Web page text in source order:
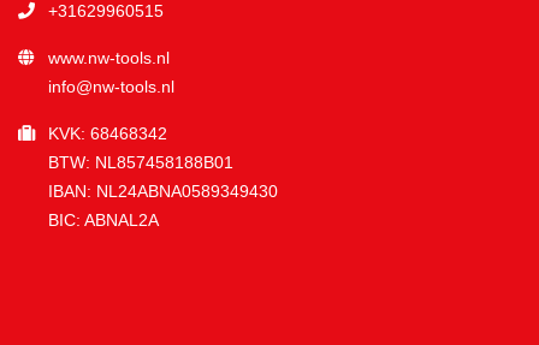
+31629960515
www.nw-tools.nl
info@nw-tools.nl
KVK: 68468342
BTW: NL857458188B01
IBAN: NL24ABNA0589349430
BIC: ABNAL2A